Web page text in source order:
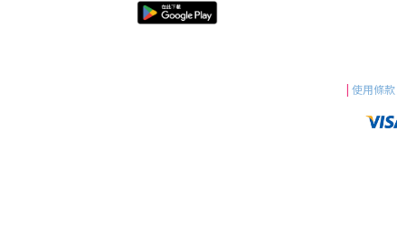
| 使用條款